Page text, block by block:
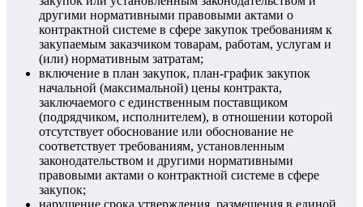
другими нормативными правовыми актами о
контрактной системе в сфере закупок требованиям к
закупаемым заказчиком товарам, работам, услугам и
(или) нормативным затратам;
включение в план закупок, план-график закупок
начальной (максимальной) цены контракта,
заключаемого с единственным поставщиком
(подрядчиком, исполнителем), в отношении которой
отсутствует обоснование или обоснование не
соответствует требованиям, установленным
законодательством и другими нормативными
правовыми актами о контрактной системе в сфере
закупок;